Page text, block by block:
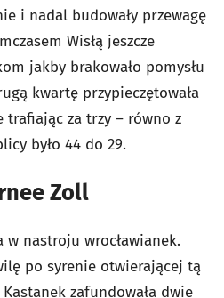
i nadal budowały przewagę
Wisłą jeszcze
jakby brakowało pomysłu
kwartę przypieczętowała
trafiając za trzy – równo z
było 44 do 29.
Zoll
w nastroju wrocławianek.
po syrenie otwierającej tą
zafundowała dwie